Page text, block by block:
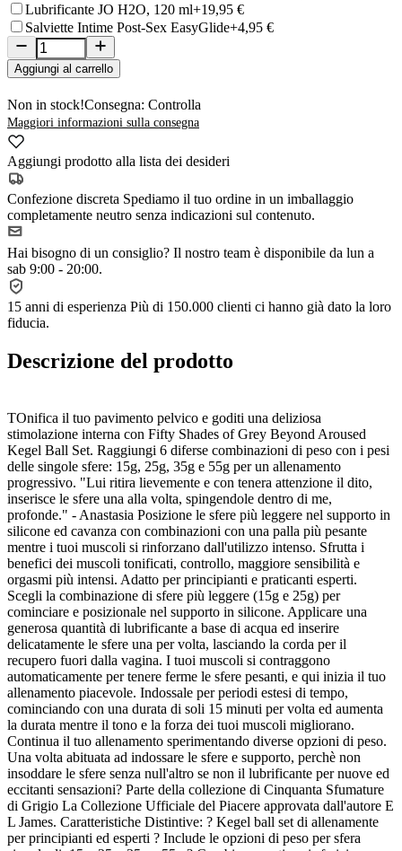
Lubrificante JO H2O, 120 ml+19,95 €
Salviette Intime Post-Sex EasyGlide+4,95 €
Aggiungi al carrello
Non in stock!Consegna: Controlla
Maggiori informazioni sulla consegna
Aggiungi prodotto alla lista dei desideri
Confezione discreta Spediamo il tuo ordine in un imballaggio
completamente neutro senza indicazioni sul contenuto.
Hai bisogno di un consiglio? Il nostro team è disponibile da lun a
sab 9:00 - 20:00.
15 anni di esperienza Più di 150.000 clienti ci hanno già dato la loro
fiducia.
Descrizione del prodotto
TOnifica il tuo pavimento pelvico e goditi una deliziosa
stimolazione interna con Fifty Shades of Grey Beyond Aroused
Kegel Ball Set. Raggiungi 6 diferse combinazioni di peso con i pesi
delle singole sfere: 15g, 25g, 35g e 55g per un allenamento
progressivo. "Lui ritira lievemente e con tenera attenzione il dito,
inserisce le sfere una alla volta, spingendole dentro di me,
profonde." - Anastasia Posizione le sfere più leggere nel supporto in
silicone ed cavanza con combinazioni con una palla più pesante
mentre i tuoi muscoli si rinforzano dall'utilizzo intenso. Sfrutta i
benefici dei muscoli tonificati, controllo, maggiore sensibilità e
orgasmi più intensi. Adatto per principianti e praticanti esperti.
Scegli la combinazione di sfere più leggere (15g e 25g) per
cominciare e posizionale nel supporto in silicone. Applicare una
generosa quantità di lubrificante a base di acqua ed inserire
delicatamente le sfere una per volta, lasciando la corda per il
recupero fuori dalla vagina. I tuoi muscoli si contraggono
automaticamente per tenere ferme le sfere pesanti, e qui inizia il tuo
allenamento piacevole. Indossale per periodi estesi di tempo,
cominciando con una durata di soli 15 minuti per volta ed aumenta
la durata mentre il tono e la forza dei tuoi muscoli migliorano.
Continua il tuo allenamento sperimentando diverse opzioni di peso.
Una volta abituata ad indossare le sfere e supporto, perchè non
insoddare le sfere senza null'altro se non il lubrificante per nuove ed
eccitanti sensazioni? Parte della collezione di Cinquanta Sfumature
di Grigio La Collezione Ufficiale del Piacere approvata dall'autore E
L James. Caratteristiche Distintive: ? Kegel ball set di allenamente
per principianti ed esperti ? Include le opzioni di peso per sfera